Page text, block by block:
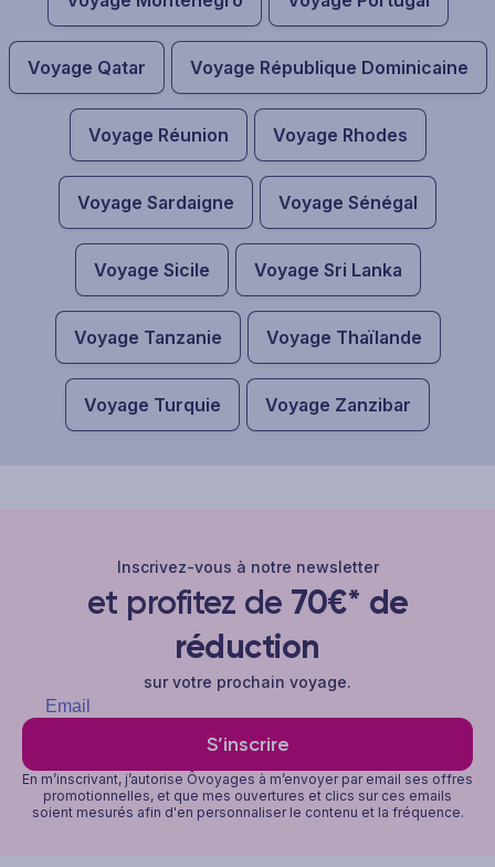
Voyage Qatar Voyage République Dominicaine
Voyage Réunion Voyage Rhodes
Voyage Sardaigne Voyage Sénégal
Voyage Sicile Voyage Sri Lanka
Voyage Tanzanie Voyage Thaïlande
Voyage Turquie Voyage Zanzibar
Inscrivez-vous à notre newsletter
et profitez de 70€* de
réduction
sur votre prochain voyage.
S’inscrire
En m’inscrivant, j’autorise Ôvoyages à m’envoyer par email ses offres
promotionnelles, et que mes ouvertures et clics sur ces emails
soient mesurés afin d'en personnaliser le contenu et la fréquence.